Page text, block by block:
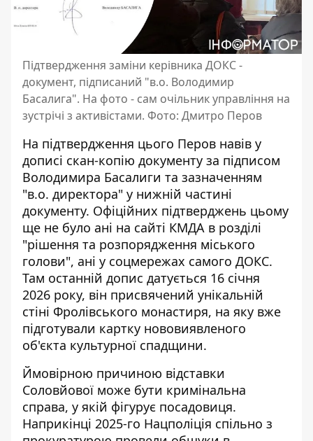
Підтвердження заміни керівника ДОКС -
документ, підписаний "в.о. Володимир
Басалига". На фото - сам очільник управління на
зустрічі з активістами. Фото: Дмитро Перов
На підтвердження цього Перов навів у
дописі скан-копію документу за підписом
Володимира Басалиги та зазначенням
"в.о. директора" у нижній частині
документу. Офіційних підтверджень цьому
ще не було ані на сайті КМДА в розділі
"рішення та розпорядження міського
голови", ані у соцмережах самого ДОКС.
Там останній допис датується 16 січня
2026 року, він присвячений унікальній
стіні Фролівського монастиря, на яку вже
підготували картку нововиявленого
об'єкта культурної спадщини.
Ймовірною причиною відставки
Соловйової може бути кримінальна
справа, у якій фігурує посадовиця.
Наприкінці 2025-го Нацполіція спільно з